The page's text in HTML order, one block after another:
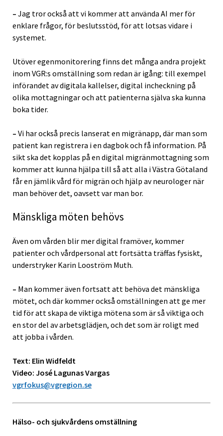
– Jag tror också att vi kommer att använda AI mer för
enklare frågor, för beslutsstöd, för att lotsas vidare i
systemet.
Utöver egenmonitorering finns det många andra projekt
inom VGR:s omställning som redan är igång: till exempel
införandet av digitala kallelser, digital incheckning på
olika mottagningar och att patienterna själva ska kunna
boka tider.
– Vi har också precis lanserat en migränapp, där man som
patient kan registrera i en dagbok och få information. På
sikt ska det kopplas på en digital migränmottagning som
kommer att kunna hjälpa till så att alla i Västra Götaland
får en jämlik vård för migrän och hjälp av neurologer när
man behöver det, oavsett var man bor.
Mänskliga möten behövs
Även om vården blir mer digital framöver, kommer
patienter och vårdpersonal att fortsätta träffas fysiskt,
understryker Karin Looström Muth.
– Man kommer även fortsatt att behöva det mänskliga
mötet, och där kommer också omställningen att ge mer
tid för att skapa de viktiga mötena som är så viktiga och
en stor del av arbetsglädjen, och det som är roligt med
att jobba i vården.
Text: Elin Widfeldt
Video: José Lagunas Vargas
vgrfokus@vgregion.se
Hälso- och sjukvårdens omställning